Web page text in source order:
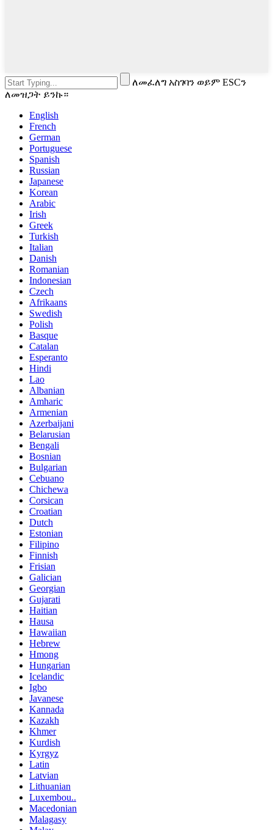
ለመፈለግ አስገባን ወይም ESCን
ለመዝጋት ይንኩ።
English
French
German
Portuguese
Spanish
Russian
Japanese
Korean
Arabic
Irish
Greek
Turkish
Italian
Danish
Romanian
Indonesian
Czech
Afrikaans
Swedish
Polish
Basque
Catalan
Esperanto
Hindi
Lao
Albanian
Amharic
Armenian
Azerbaijani
Belarusian
Bengali
Bosnian
Bulgarian
Cebuano
Chichewa
Corsican
Croatian
Dutch
Estonian
Filipino
Finnish
Frisian
Galician
Georgian
Gujarati
Haitian
Hausa
Hawaiian
Hebrew
Hmong
Hungarian
Icelandic
Igbo
Javanese
Kannada
Kazakh
Khmer
Kurdish
Kyrgyz
Latin
Latvian
Lithuanian
Luxembou..
Macedonian
Malagasy